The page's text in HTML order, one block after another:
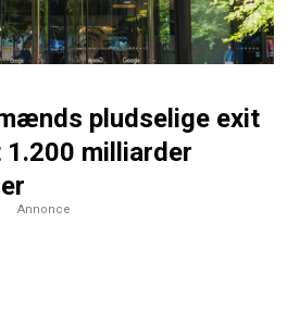
pludselige exit
milliarder
Annonce